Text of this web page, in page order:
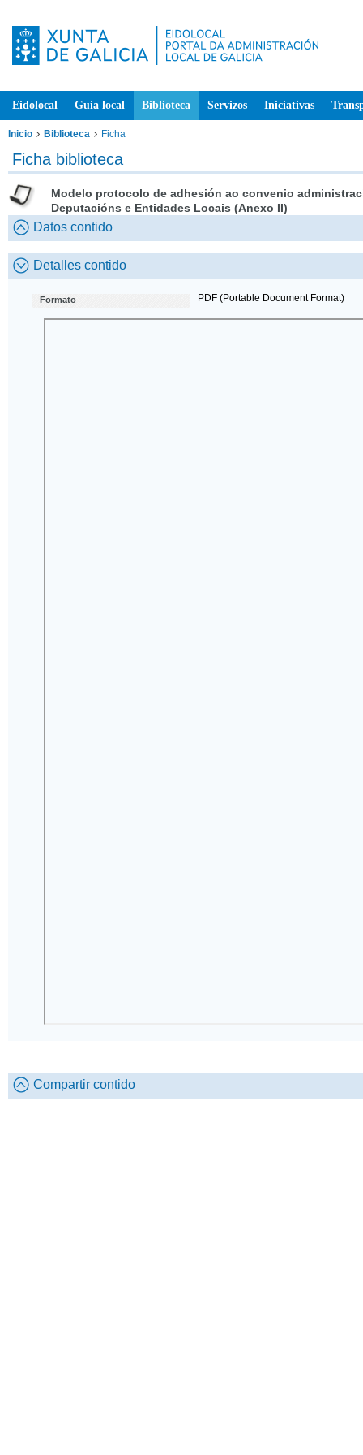
Eidolocal Guía local Biblioteca Servizos Iniciativas
Inicio Biblioteca Ficha
Ficha biblioteca
Modelo protocolo de adhesión ao convenio
Deputacións e Entidades Locais (Anexo II)
Datos contido
Detalles contido
Formato PDF (Portable Document Format)
Compartir contido